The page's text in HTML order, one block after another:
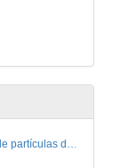
Transición discontinua de partículas de microgel termosensible